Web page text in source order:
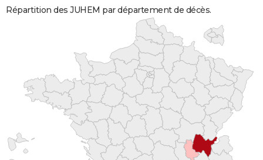
Répartition des JUHEM par département de décès.